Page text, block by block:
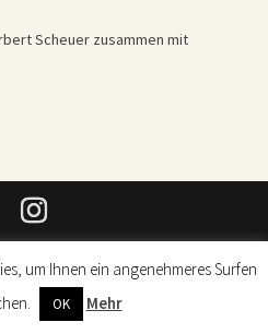
Scheuer zusammen mit
|Impressum|Datenschutz|
um Ihnen ein angenehmeres Surfen
OK Mehr